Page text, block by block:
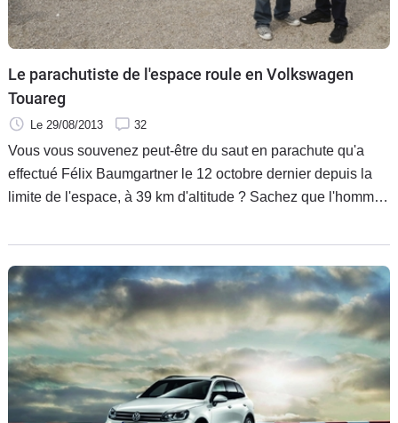
Le parachutiste de l'espace roule en Volkswagen
Touareg
Le 29/08/2013 32
Vous vous souvenez peut-être du saut en parachute qu'a
effectué Félix Baumgartner le 12 octobre dernier depuis la
limite de l'espace, à 39 km d'altitude ? Sachez que l'homme,
marque allemande en cadeau un Touareg V8 TDI pour son
usage personnel.